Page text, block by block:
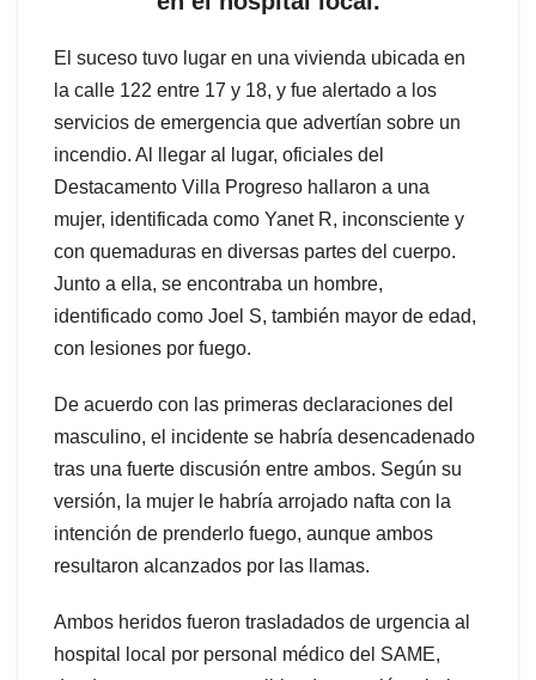
El suceso tuvo lugar en una vivienda ubicada en
la calle 122 entre 17 y 18, y fue alertado a los
servicios de emergencia que advertían sobre un
incendio. Al llegar al lugar, oficiales del
Destacamento Villa Progreso hallaron a una
mujer, identificada como Yanet R, inconsciente y
con quemaduras en diversas partes del cuerpo.
Junto a ella, se encontraba un hombre,
identificado como Joel S, también mayor de edad,
con lesiones por fuego.
De acuerdo con las primeras declaraciones del
masculino, el incidente se habría desencadenado
tras una fuerte discusión entre ambos. Según su
versión, la mujer le habría arrojado nafta con la
intención de prenderlo fuego, aunque ambos
resultaron alcanzados por las llamas.
Ambos heridos fueron trasladados de urgencia al
hospital local por personal médico del SAME,